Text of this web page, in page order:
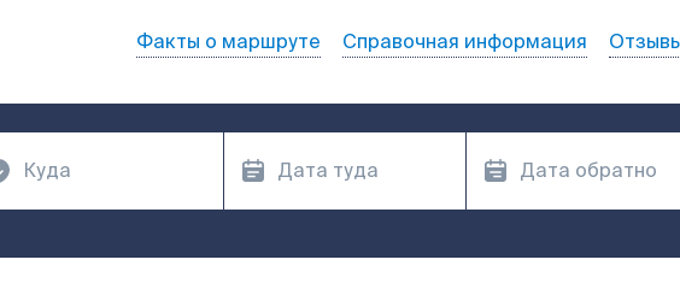
Факты о маршруте Справочная информация